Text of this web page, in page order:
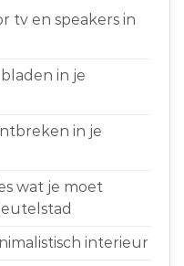
tv en speakers in
in je
in je
wat je moet
interieur